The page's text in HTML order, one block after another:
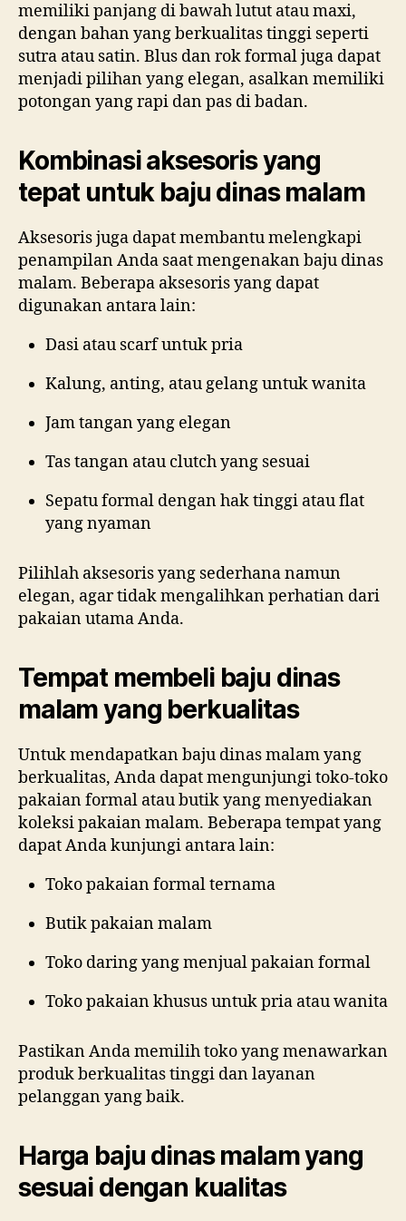
memiliki panjang di bawah lutut atau maxi,
dengan bahan yang berkualitas tinggi seperti
sutra atau satin. Blus dan rok formal juga dapat
menjadi pilihan yang elegan, asalkan memiliki
potongan yang rapi dan pas di badan.
Kombinasi aksesoris yang
tepat untuk baju dinas malam
Aksesoris juga dapat membantu melengkapi
penampilan Anda saat mengenakan baju dinas
malam. Beberapa aksesoris yang dapat
digunakan antara lain:
Dasi atau scarf untuk pria
Kalung, anting, atau gelang untuk wanita
Jam tangan yang elegan
Tas tangan atau clutch yang sesuai
Sepatu formal dengan hak tinggi atau flat
yang nyaman
Pilihlah aksesoris yang sederhana namun
elegan, agar tidak mengalihkan perhatian dari
pakaian utama Anda.
Tempat membeli baju dinas
malam yang berkualitas
Untuk mendapatkan baju dinas malam yang
berkualitas, Anda dapat mengunjungi toko-toko
pakaian formal atau butik yang menyediakan
koleksi pakaian malam. Beberapa tempat yang
dapat Anda kunjungi antara lain:
Toko pakaian formal ternama
Butik pakaian malam
Toko daring yang menjual pakaian formal
Toko pakaian khusus untuk pria atau wanita
Pastikan Anda memilih toko yang menawarkan
produk berkualitas tinggi dan layanan
pelanggan yang baik.
Harga baju dinas malam yang
sesuai dengan kualitas